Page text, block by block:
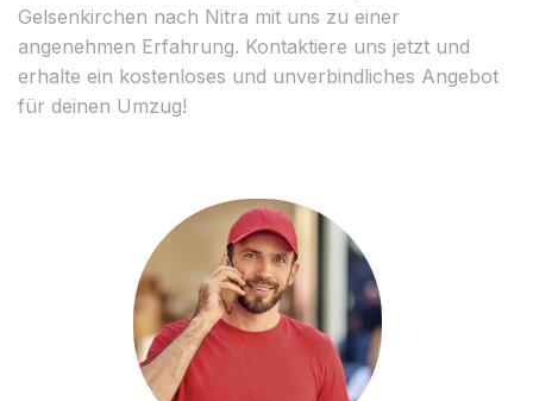
Gelsenkirchen nach Nitra mit uns zu einer
angenehmen Erfahrung. Kontaktiere uns jetzt und
erhalte ein kostenloses und unverbindliches Angebot
für deinen Umzug!